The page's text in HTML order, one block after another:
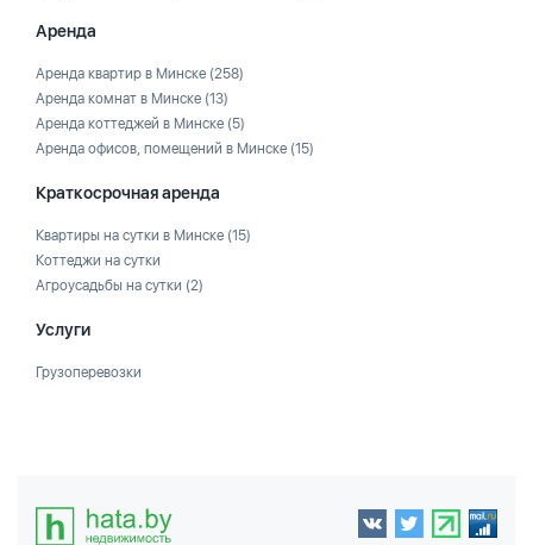
Аренда
Аренда квартир в Минске (258)
Аренда комнат в Минске (13)
Аренда коттеджей в Минске (5)
Аренда офисов, помещений в Минске (15)
Краткосрочная аренда
Квартиры на сутки в Минске (15)
Коттеджи на сутки
Агроусадьбы на сутки (2)
Услуги
Грузоперевозки